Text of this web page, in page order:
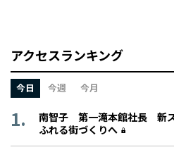
アクセスランキング
今日 今週 今月
南智子 第一滝本館社長 新
ふれる街づくりへ